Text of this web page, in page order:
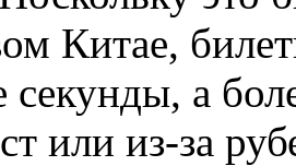
Китае,
секунды, а
или из-за